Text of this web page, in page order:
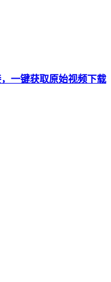
一键获取原始视频下载